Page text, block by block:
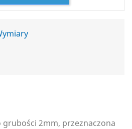
grubości 2mm, przeznaczona